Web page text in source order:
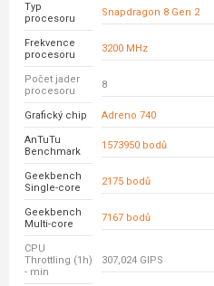
Typ
procesoru
Snapdragon 8 Gen 2
Frekvence
procesoru
3200 MHz
Počet jader
procesoru
8
Grafický chip Adreno 740
AnTuTu
Benchmark
1573950 bodů
Geekbench
Single-core
2175 bodů
Geekbench
Multi-core
7167 bodů
CPU
Throttling (1h)
- min
307,024 GIPS